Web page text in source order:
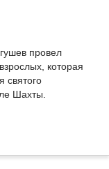
провел
которая
святого
Шахты.